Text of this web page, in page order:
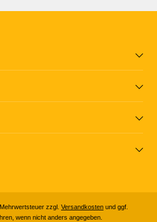
zzgl. Versandkosten und ggf.
wenn nicht anders angegeben.